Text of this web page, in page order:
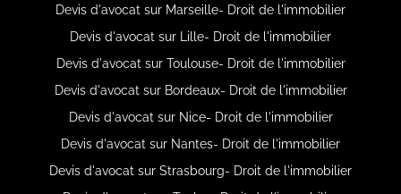
Devis d'avocat sur Marseille- Droit de l'immobilier
Devis d'avocat sur Lille- Droit de l'immobilier
Devis d'avocat sur Toulouse- Droit de l'immobilier
Devis d'avocat sur Bordeaux- Droit de l'immobilier
Devis d'avocat sur Nice- Droit de l'immobilier
Devis d'avocat sur Nantes- Droit de l'immobilier
Devis d'avocat sur Strasbourg- Droit de l'immobilier